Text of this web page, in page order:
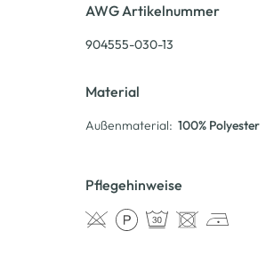
AWG Artikelnummer
904555-030-13
Material
Außenmaterial: 100% Polyester
Pflegehinweise